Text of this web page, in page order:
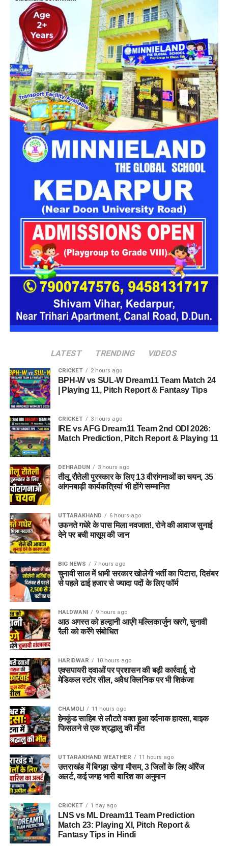
रही है। इसी अभियान के दौरान पुलिस टीम ने भृगुधारा गुफा की ओर जाने
वाले पैदल मार्ग पर चेकिंग और घेराबंदी की। इस दौरान एक व्यक्ति को
संदिग्ध परिस्थितियों में पकड़ा गया।
शराब तस्कर समेत 4 पर कार्रवाई
पूछताछ और तलाशी के दौरान उसके पास से 25 लीटर अवैध कच्ची शराब
बरामद हुई। आरोपी की पहचान 75 वर्षीय सुरेंद्र सिंह, निवासी ग्राम
भृगुधारा, थाना बदरीनाथ के रूप में हुई है।
पुलिस ने बरामद शराब को कब्जे में लेकर आरोपी के खिलाफ थाना बदरीनाथ
में मुकदमा संख्या 10/2026, धारा 60 आबकारी अधिनियम के तहत मामला
दर्ज किया है। मामले में आगे की कानूनी कार्रवाई की जा रही है।
मंदिर परिसर के पास तीन युवकों पर कार्रवाई
इसी अभियान के तहत पुलिस को मंदिर परिसर के नजदीक सार्वजनिक
स्थान पर तीन युवक कथित तौर पर असभ्य और अशोभनीय व्यवहार करते
हुए मिले। पुलिस के अनुसार, तीनों युवक पंजाब के रहने वाले हैं।
रखते हुए पुलिस ने तीनों को तत्काल हिरासत में लेकर कोतवाली पहुंचाया।
इसके बाद उनके खिलाफ पुलिस एक्ट के तहत चालानी कार्रवाई की गई।
धार्मिक स्थल की पवित्रता और मर्यादा का
करें सम्मान
पुलिस ने स्पष्ट किया है कि बदरीनाथ धाम में धार्मिक मर्यादा और कानून
व्यवस्था से किसी भी तरह का समझौता नहीं किया जाएगा। यात्रा के दौरान
श्रद्धालुओं की सुरक्षा, शांति व्यवस्था और धाम की गरिमा बनाए रखने के लिए
संदिग्ध गतिविधियों पर लगातार नजर रखी जा रही है।
पुलिस ने लोगों से भी अपील की है कि बदरीनाथ धाम जैसे धार्मिक स्थल की
पवित्रता और मर्यादा का सम्मान करें। नियमों का उल्लंघन करने वालों के
खिलाफ नियमानुसार सख्त कार्रवाई की जाएगी।
LATEST TRENDING VIDEOS
CRICKET 2 hours ago
BPH-W vs SUL-W Dream11 Team Match 24
| Playing 11, Pitch Report & Fantasy Tips
CRICKET 3 hours ago
IRE vs AFG Dream11 Team 2nd ODI 2026:
Match Prediction, Pitch Report & Playing 11
DEHRADUN 3 hours ago
तीलू रौतेली पुरस्कार के लिए 13 वीरांगनाओं का चयन, 35
आंगनबाड़ी कार्यकत्रियां भी होंगे सम्मानित
UTTARAKHAND 6 hours ago
उफनते गधेरे के पास मिला नवजात!, रोने की आवाज सुनाई
देने पर बची मासूम की जान
BIG NEWS 7 hours ago
चुनावी साल में धामी सरकार खोलेगी भर्ती का पिटारा, दिसंबर
से पहले ढाई हजार से ज्यादा पदों के लिए फॉर्म
HALDWANI 9 hours ago
आठ अगस्त को हल्द्वानी आएंगे मल्लिकार्जुन खरगे, चुनावी
रैली को करेंगे संबोधित
HARIDWAR 10 hours ago
एक्सपायरी दवाओं पर प्रशासन की बड़ी कार्रवाई, दो
मेडिकल स्टोर सील, अवैध क्लिनिक पर भी शिकंजा
CHAMOLI 11 hours ago
हेमकुंड साहिब से लौटते वक्त हुआ दर्दनाक हादसा, बाइक
फिसलने से एक श्रद्धालु की मौत
UTTARAKHAND WEATHER 11 hours ago
उत्तराखंड में बिगड़ा रहेगा मौसम, 3 जिलों के लिए ऑरेंज
अलर्ट, कई जगह भारी बारिश का अनुमान
CRICKET 1 day ago
LNS vs ML Dream11 Team Prediction
Match 23: Playing XI, Pitch Report &
Fantasy Tips in Hindi